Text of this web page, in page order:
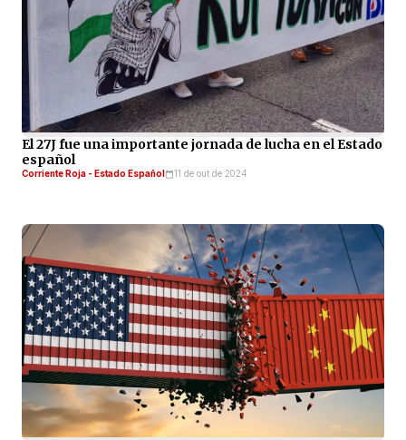
El 27J fue una importante jornada de lucha en el Estado
español
Corriente Roja - Estado Español 11 de out de 2024